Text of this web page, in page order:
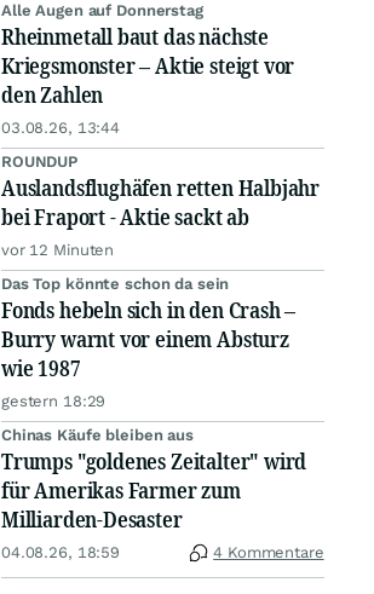
Alle Augen auf Donnerstag
Rheinmetall baut das nächste
Kriegsmonster – Aktie steigt vor
den Zahlen
03.08.26, 13:44
ROUNDUP
Auslandsflughäfen retten Halbjahr
bei Fraport - Aktie sackt ab
vor 12 Minuten
Das Top könnte schon da sein
Fonds hebeln sich in den Crash –
Burry warnt vor einem Absturz
wie 1987
gestern 18:29
Chinas Käufe bleiben aus
Trumps "goldenes Zeitalter" wird
für Amerikas Farmer zum
Milliarden-Desaster
04.08.26, 18:59 4 Kommentare